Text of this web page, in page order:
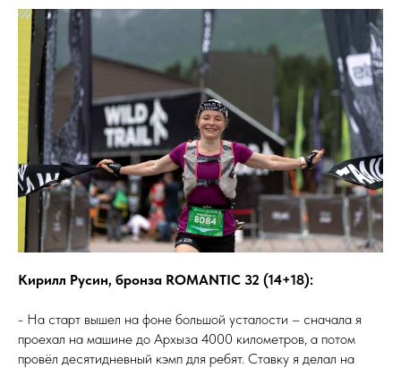
Кирилл Русин, бронза ROMANTIC 32 (14+18):
- На старт вышел на фоне большой усталости – сначала я
проехал на машине до Архыза 4000 километров, а потом
провёл десятидневный кэмп для ребят. Ставку я делал на